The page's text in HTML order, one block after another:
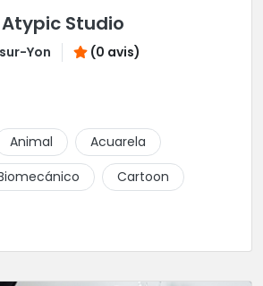
Atypic Studio
Yon (0 avis)
Animal
Acuarela
Cartoon